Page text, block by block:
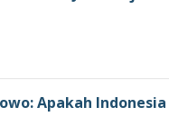
Apakah